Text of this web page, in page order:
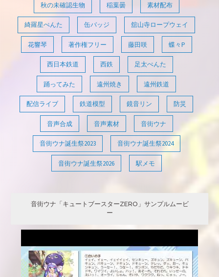
秋の未確認生物 稲葉曇 素材配布
綺羅星ぺんた 缶バッジ 舘山寺ロープウェイ
花響琴 著作権フリー 藤田咲 蝶々P
西日本鉄道 西鉄 足太ぺんた
踊ってみた 遠州焼き 遠州鉄道
配信ライブ 鉄道模型 鏡音リン 防災
音声合成 音声素材 音街ウナ
音街ウナ誕生祭2023 音街ウナ誕生祭2024
音街ウナ誕生祭2026 駅メモ
音街ウナ「キュートブースターZERO」サンプルムービ
ー